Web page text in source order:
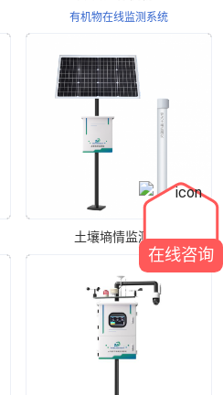
有机物在线监测系统
土壤墒情监测仪
在线咨询